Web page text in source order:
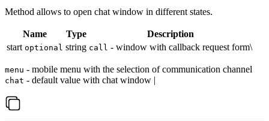
Method allows to open chat window in different states.
Name Type
Description
start optional string call - window with callback request form\
menu - mobile menu with the selection of communication channel
chat - default value with chat window |